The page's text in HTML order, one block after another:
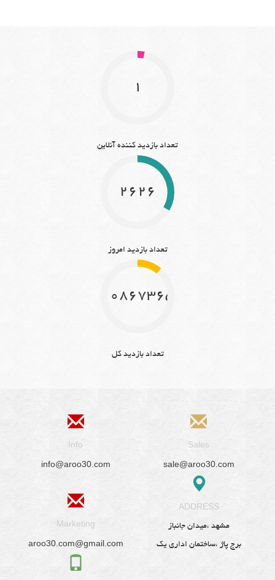
1
تعداد بازدید کننده آنلاین
2626
تعداد بازدید امروز
10867365
تعداد بازدید کل
Info
info@aroo30.com
Sales
sale@aroo30.com
Marketing
aroo30.com@gmail.com
ADDRESS
مشهد ،میدان جانباز
برج پاژ ،ساختمان اداری یک